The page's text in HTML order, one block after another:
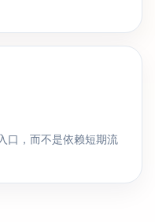
口，而不是依赖短期流